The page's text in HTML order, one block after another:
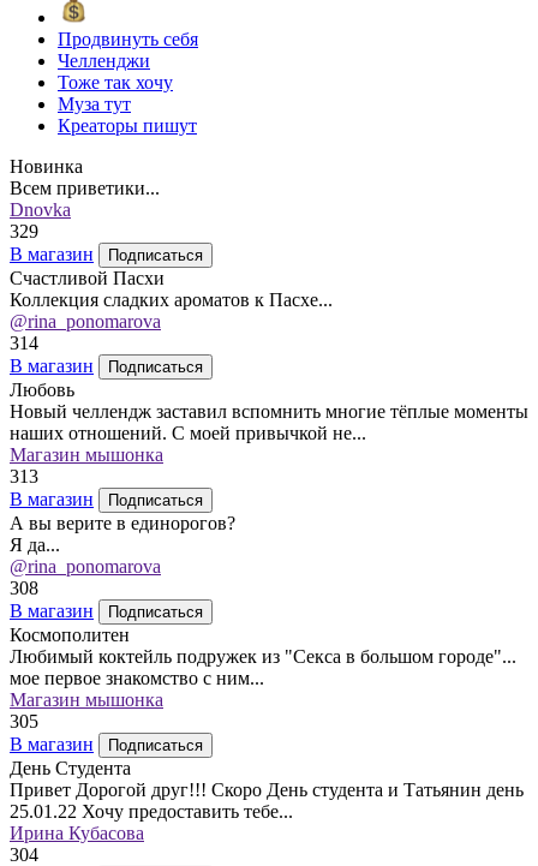
Продвинуть себя
Челленджи
Тоже так хочу
Муза тут
Креаторы пишут
Новинка
Всем приветики...
Dnovka
329
В магазин
Подписаться
Счастливой Пасхи
Коллекция сладких ароматов к Пасхе...
@rina_ponomarova
314
В магазин
Подписаться
Любовь
Новый челлендж заставил вспомнить многие тёплые моменты
наших отношений. С моей привычкой не...
Магазин мышонка
313
В магазин
Подписаться
А вы верите в единорогов?
Я да...
@rina_ponomarova
308
В магазин
Подписаться
Космополитен
Любимый коктейль подружек из "Секса в большом городе"...
мое первое знакомство с ним...
Магазин мышонка
305
В магазин
Подписаться
День Студента
Привет Дорогой друг!!! Скоро День студента и Татьянин день
25.01.22 Хочу предоставить тебе...
Ирина Кубасова
304